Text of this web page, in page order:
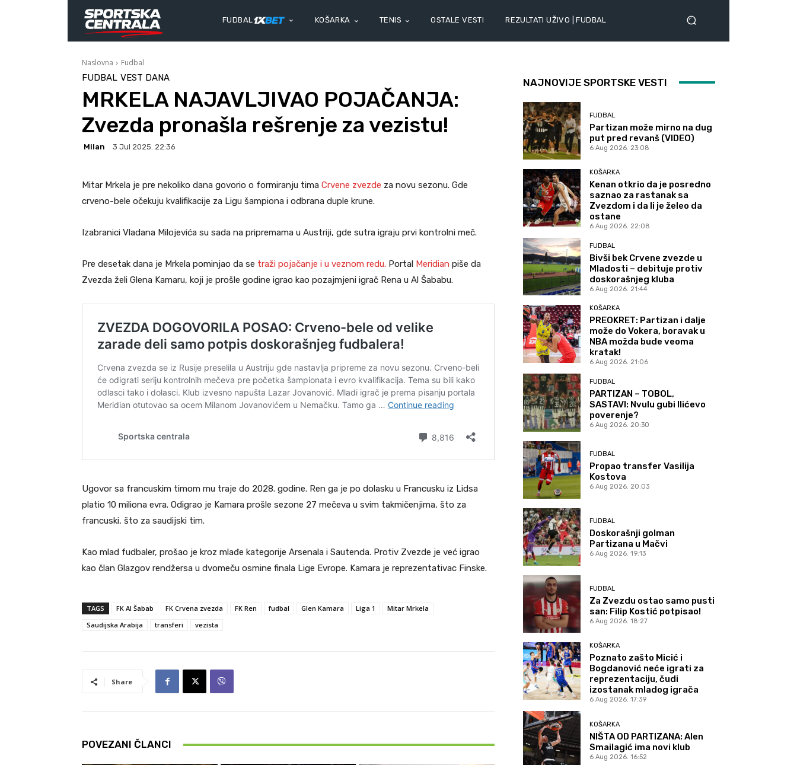
FUDBAL KOŠARKA TENIS OSTALE VESTI REZULTATI UŽIVO | FUDBAL
Naslovna Fudbal
FUDBAL VEST DANA
MRKELA NAJAVLJIVAO POJAČANJA:
Zvezda pronašla rešrenje za vezistu!
Milan 3 Jul 2025. 22:36
Mitar Mrkela je pre nekoliko dana govorio o formiranju tima Crvene zvezde za novu sezonu. Gde
crveno-bele očekuju kvalifikacije za Ligu šampiona i odbrana duple krune.
Izabranici Vladana Milojevića su sada na pripremama u Austriji, gde sutra igraju prvi kontrolni meč.
Pre desetak dana je Mrkela pominjao da se traži pojačanje i u veznom redu. Portal Meridian piše da
Zvezda želi Glena Kamaru, koji je prošle godine igrao kao pozajmjeni igrač Rena u Al Šababu.
Ugovor sa francuskim timom mu traje do 2028. godine. Ren ga je po dolasku u Francusku iz Lidsa
platio 10 miliona evra. Odigrao je Kamara prošle sezone 27 mečeva u svim takmičenjima, što za
francuski, što za saudijski tim.
Kao mlad fudbaler, prošao je kroz mlađe kategorije Arsenala i Sautenda. Protiv Zvezde je već igrao
kao član Glazgov rendžersa u dvomeču osmine finala Lige Evrope. Kamara je reprezentativac Finske.
TAGS FK Al Šabab FK Crvena zvezda FK Ren fudbal Glen Kamara Liga 1
Mitar Mrkela
Saudijska Arabija
transferi vezista
Share
POVEZANI ČLANCI
NAJNOVIJE SPORTSKE VESTI
FUDBAL
Partizan može mirno na dug
put pred revanš (VIDEO)
6 Aug 2026. 23:08
KOŠARKA
Kenan otkrio da je posredno
saznao za rastanak sa
Zvezdom i da li je želeo da
ostane
6 Aug 2026. 22:08
FUDBAL
Bivši bek Crvene zvezde u
Mladosti – debituje protiv
doskorašnjeg kluba
6 Aug 2026. 21:44
KOŠARKA
PREOKRET: Partizan i dalje
može do Vokera, boravak u
NBA možda bude veoma
kratak!
6 Aug 2026. 21:06
FUDBAL
PARTIZAN – TOBOL,
SASTAVI: Nvulu gubi Ilićevo
poverenje?
6 Aug 2026. 20:30
FUDBAL
Propao transfer Vasilija
Kostova
6 Aug 2026. 20:03
FUDBAL
Doskorašnji golman
Partizana u Mačvi
6 Aug 2026. 19:13
FUDBAL
Za Zvezdu ostao samo pusti
san: Filip Kostić potpisao!
6 Aug 2026. 18:27
KOŠARKA
Poznato zašto Micić i
Bogdanović neće igrati za
reprezentaciju, čudi
izostanak mladog igrača
6 Aug 2026. 17:39
KOŠARKA
NIŠTA OD PARTIZANA: Alen
Smailagić ima novi klub
6 Aug 2026. 16:52